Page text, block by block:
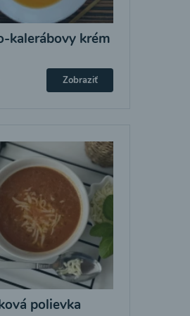
kalerábovy krém
Zobraziť
polievka